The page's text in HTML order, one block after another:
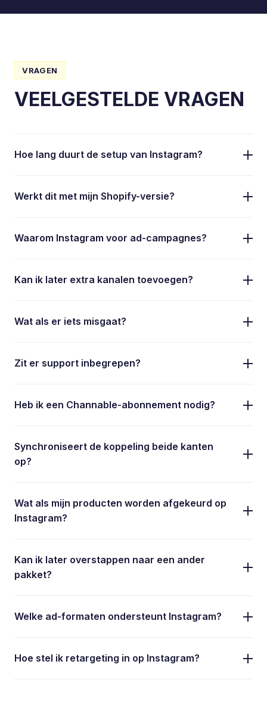
VRAGEN
VEELGESTELDE VRAGEN
Hoe lang duurt de setup van Instagram?
Werkt dit met mijn Shopify-versie?
Waarom Instagram voor ad-campagnes?
Kan ik later extra kanalen toevoegen?
Wat als er iets misgaat?
Zit er support inbegrepen?
Heb ik een Channable-abonnement nodig?
Synchroniseert de koppeling beide kanten
op?
Wat als mijn producten worden afgekeurd op
Instagram?
Kan ik later overstappen naar een ander
pakket?
Welke ad-formaten ondersteunt Instagram?
Hoe stel ik retargeting in op Instagram?